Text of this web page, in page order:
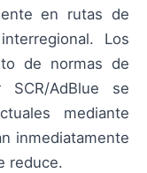
en rutas de
Los
de normas de
AdBlue se
mediante
inmediatamente
reduce.